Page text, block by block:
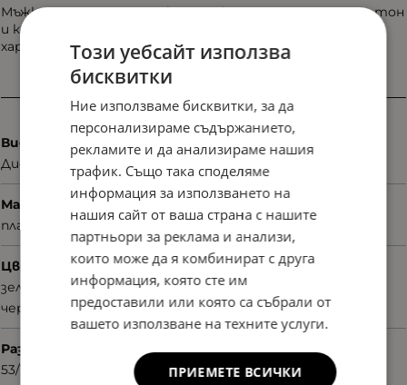
Мъжка диоптрична рамка Avanti YMC3262 C3 с тъмен тон
и контрастни цветни акценти. Модел с по-изразен
характер и модерно градско излъчване.
Характеристики
Вид
Диоптрични
Материал
пластмаса
Цвят
зелен
черен
Размер
53/19/145
Този уебсайт използва
бисквитки
Ние използваме бисквитки, за да
персонализираме съдържанието,
рекламите и да анализираме нашия
трафик. Също така споделяме
информация за използването на
нашия сайт от ваша страна с нашите
партньори за реклама и анализи,
които може да я комбинират с друга
информация, която сте им
предоставили или която са събрали от
вашето използване на техните услуги.
ПРИЕМЕТЕ ВСИЧКИ